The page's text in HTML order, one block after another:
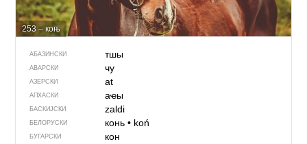
253 – коњ
АБАЗИНСКИ тшы
АВАРСКИ чу
АЗЕРСКИ at
АПХАСКИ аҽы
БАСКИЈСКИ zaldi
БЕЛОРУСКИ конь• koń
БУГАРСКИ кон